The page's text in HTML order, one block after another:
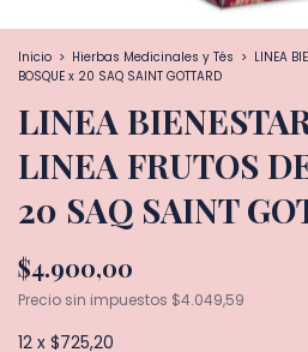
Inicio > Hierbas Medicinales y Tés > LINEA
BOSQUE x 20 SAQ SAINT GOTTARD
LINEA
LINEA FRUTOS
20 SAQ SAINT
$4.900,00
Precio sin impuestos $4.049,59
12 x $725,20